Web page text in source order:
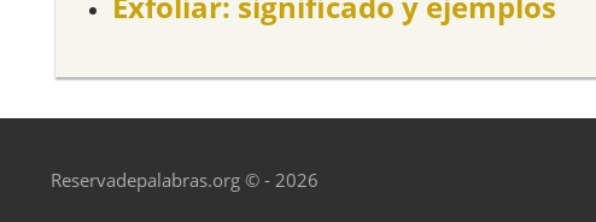
Reservadepalabras.org © - 2026